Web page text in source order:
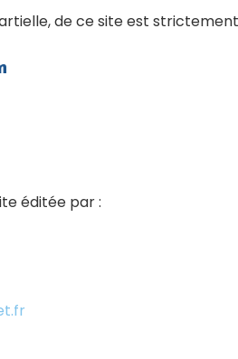
de ce site est
éditée par :